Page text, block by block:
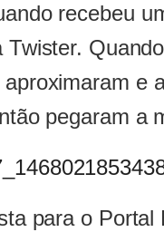
recebeu
Twister.
e
pegaram a
para o